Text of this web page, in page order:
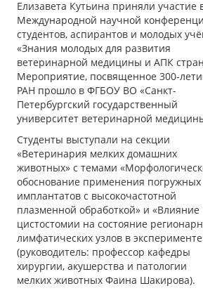
Елизавета Кутьина приняли участие
Международной научной
студентов, аспирантов и молодых
«Знания молодых для развития
ветеринарной медицины и АПК
Мероприятие, посвященное 300-
РАН прошло в ФГБОУ ВО «Санкт-
Петербургский государственный
университет ветеринарной
Студенты выступали на секции
«Ветеринария мелких домашних
животных» с темами
обоснование применения погружных
имплантатов с высокочастотной
плазменной обработкой» и «Влияние
цистостомии на состояние
лимфатических узлов в
(руководитель: профессор кафедры
хирургии, акушерства и патологии
мелких животных Фаина Шакирова).